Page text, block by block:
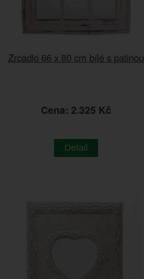
Zrcadlo 66 x 80 cm bílé s patinou
Cena: 2.325 Kč
Detail